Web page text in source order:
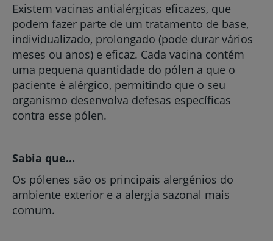
Existem vacinas antialérgicas eficazes, que
podem fazer parte de um tratamento de base,
individualizado, prolongado (pode durar vários
meses ou anos) e eficaz. Cada vacina contém
uma pequena quantidade do pólen a que o
paciente é alérgico, permitindo que o seu
organismo desenvolva defesas específicas
contra esse pólen.
Sabia que...
Os pólenes são os principais alergénios do
ambiente exterior e a alergia sazonal mais
comum.